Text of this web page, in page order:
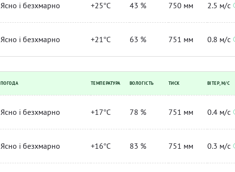
Ясно і безхмарно +25°C 43 % 750 мм 2.5 м/с
Ясно і безхмарно +21°C 63 % 751 мм 0.8 м/с
ПОГОДА ТЕМПЕРАТУРА ВОЛОГІСТЬ ТИСК ВІТЕР, М/С
Ясно і безхмарно +17°C 78 % 751 мм 0.4 м/с
Ясно і безхмарно +16°C 83 % 751 мм 0.3 м/с